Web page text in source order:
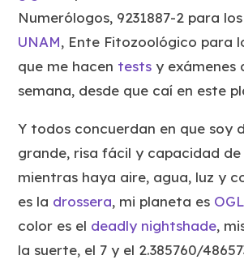
Numerólogos, 9231887-2 para
UNAM, Ente Fitozoológico para
que me hacen tests y exámenes
semana, desde que caí en este
Y todos concuerdan en que soy
grande, risa fácil y capacidad
mientras haya aire, agua, luz y
es la drossera, mi planeta es
color es el deadly nightshade,
la suerte, el 7 y el 2.385760/